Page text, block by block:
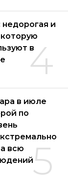
4
и
в
5
в июле
по
всю